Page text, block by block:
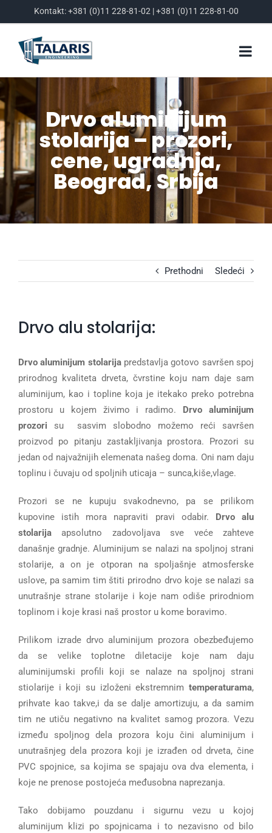
to
content
Kontakt:+381 (0)11 228-81-02|+381 (0)11 228-81-00
Drvo aluminijum
stolarija – prozori,
cene, ugradnja,
Beograd, Srbija
Prethodni Sledeći
Drvo alu stolarija:
Drvo aluminijum stolarijapredstavlja gotovo savršen spoj
prirodnog kvaliteta drveta, čvrstine koju nam daje sam
aluminijum, kao i topline koja je itekako preko potrebna
prostoru u kojem živimo i radimo.
Drvo aluminijum
prozori su sasvim slobodno možemo reći savršen
proizvod po pitanju zastakljivanja prostora. Prozori su
jedan od najvažnijih elemenata našeg doma. Oni nam daju
toplinu i čuvaju od spoljnih uticaja – sunca,kiše,vlage.
Prozori se ne kupuju svakodnevno, pa se prilikom
kupovine istih mora napraviti pravi odabir.
Drvo alu
stolarija apsolutno zadovoljava sve veće zahteve
današnje gradnje. Aluminijum se nalazi na spoljnoj strani
stolarije, a on je otporan na spoljašnje atmosferske
uslove, pa samim tim štiti prirodno drvo koje se nalazi sa
unutrašnje strane stolarije i koje nam odiše prirodniom
toplinom i koje krasi naš prostor u kome boravimo.
Prilikom izrade drvo aluminijum prozora obezbeđujemo
da se velike toplotne diletacije koje nam daju
aluminijumski profili koji se nalaze na spoljnoj strani
stiolarije i koji su izloženi ekstremnim temperaturama,
prihvate kao takve,i da se dalje amortizuju, a da samim
tim ne utiču negativno na kvalitet samog prozora. Vezu
između spoljnog dela prozora koju čini aluminijum i
unutrašnjeg dela prozora koji je izrađen od drveta, čine
PVC spojnice, sa kojima se spajaju ova dva elementa, i
koje ne prenose postojeća međusobna naprezanja.
Tako dobijamo pouzdanu i sigurnu vezu u kojoj
aluminijum klizi po spojnicama i to nezavisno od bilo